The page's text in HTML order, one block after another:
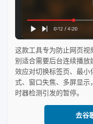
这款工具专为防止网页
别适合需要后台连续播
效应对切换标签页、最
式、窗口失焦、多屏显
时器检测引发的暂停。
去谷歌